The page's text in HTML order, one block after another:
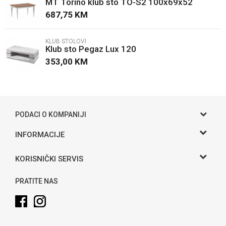
Poruka
MT Torino klub sto TO-S2 100x69x52
687,75 KM
KLUB STOLOVI
Klub sto Pegaz Lux 120
353,00 KM
PODACI O KOMPANIJI
Gama S doo
Adresa
Telefon:
Email:
INFORMACIJE
O nama
KORISNIČKI SERVIS
Uslovi korišćenja i prodaje
Kako kupiti
PRATITE NAS